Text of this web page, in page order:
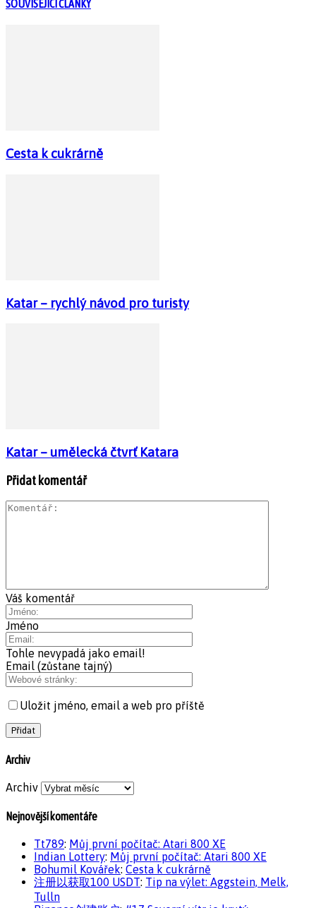
SOUVISEJÍCÍ ČLÁNKY
Cesta k cukrárně
Katar – rychlý návod pro turisty
Katar – umělecká čtvrť Katara
Přidat komentář
Váš komentář
Jméno
Tohle nevypadá jako email!
Email (zůstane tajný)
Uložit jméno, email a web pro příště
Archiv
Archiv
Nejnovější komentáře
Tt789: Můj první počítač: Atari 800 XE
Indian Lottery: Můj první počítač: Atari 800 XE
Bohumil Kovářek: Cesta k cukrárně
注册以获取100 USDT: Tip na výlet: Aggstein, Melk,
Tulln